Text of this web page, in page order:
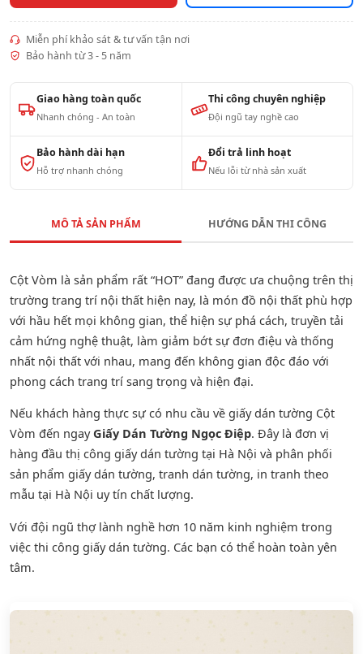
Miễn phí khảo sát & tư vấn tận nơi
Bảo hành từ 3 - 5 năm
Giao hàng toàn quốc
Nhanh chóng - An toàn
Thi công chuyên nghiệp
Đội ngũ tay nghề cao
Bảo hành dài hạn
Hỗ trợ nhanh chóng
Đổi trả linh hoạt
Nếu lỗi từ nhà sản xuất
MÔ TẢ SẢN PHẨM HƯỚNG DẪN THI CÔNG
Cột Vòm là sản phẩm rất “HOT” đang được ưa chuộng trên thị
trường trang trí nội thất hiện nay, là món đồ nội thất phù hợp
với hầu hết mọi không gian, thể hiện sự phá cách, truyền tải
cảm hứng nghệ thuật, làm giảm bớt sự đơn điệu và thống
nhất nội thất với nhau, mang đến không gian độc đáo với
phong cách trang trí sang trọng và hiện đại.
Nếu khách hàng thực sự có nhu cầu về giấy dán tường Cột
Vòm đến ngayGiấy Dán Tường Ngọc Điệp. Đây là đơn vị
hàng đầu thị công giấy dán tường tại Hà Nội và phân phối
sản phẩm giấy dán tường, tranh dán tường, in tranh theo
mẫu tại Hà Nội uy tín chất lượng.
Với đội ngũ thợ lành nghề hơn 10 năm kinh nghiệm trong
việc thi công giấy dán tường. Các bạn có thể hoàn toàn yên
tâm.